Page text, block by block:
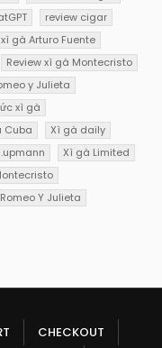
review cigar
gà Arturo Fuente
Review xì gà Montecristo
y Julieta
xì gà
Cuba
Xì gà daily
Xì gà Limited
Y Julieta
CHECKOUT